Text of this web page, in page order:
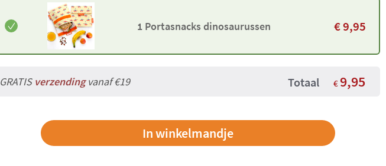
1 Portasnacks dinosaurussen €9,95
GRATISverzendingvanaf €19 Totaal € 9,95